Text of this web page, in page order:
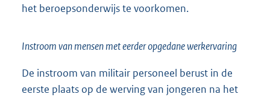
het beroepsonderwijs te voorkomen.
Instroom van mensen met eerder opgedane werkervaring
De instroom van militair personeel berust in de
eerste plaats op de werving van jongeren na het